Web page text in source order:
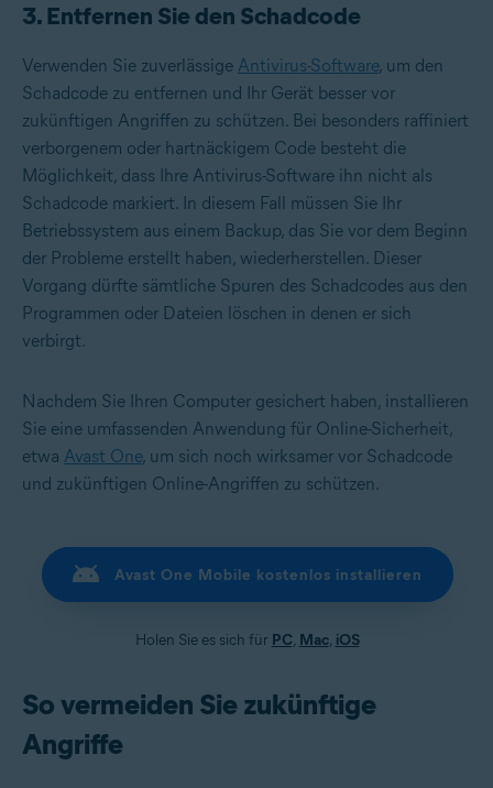
3. Entfernen Sie den Schadcode
Verwenden Sie zuverlässige Antivirus-Software, um den
Schadcode zu entfernen und Ihr Gerät besser vor
zukünftigen Angriffen zu schützen. Bei besonders raffiniert
verborgenem oder hartnäckigem Code besteht die
Möglichkeit, dass Ihre Antivirus-Software ihn nicht als
Schadcode markiert. In diesem Fall müssen Sie Ihr
Betriebssystem aus einem Backup, das Sie vor dem Beginn
der Probleme erstellt haben, wiederherstellen. Dieser
Vorgang dürfte sämtliche Spuren des Schadcodes aus den
Programmen oder Dateien löschen in denen er sich
verbirgt.
Nachdem Sie Ihren Computer gesichert haben, installieren
Sie eine umfassenden Anwendung für Online-Sicherheit,
etwa Avast One, um sich noch wirksamer vor Schadcode
und zukünftigen Online-Angriffen zu schützen.
Avast One Mobile kostenlos installieren
Holen Sie es sich für PC, Mac, iOS
So vermeiden Sie zukünftige
Angriffe